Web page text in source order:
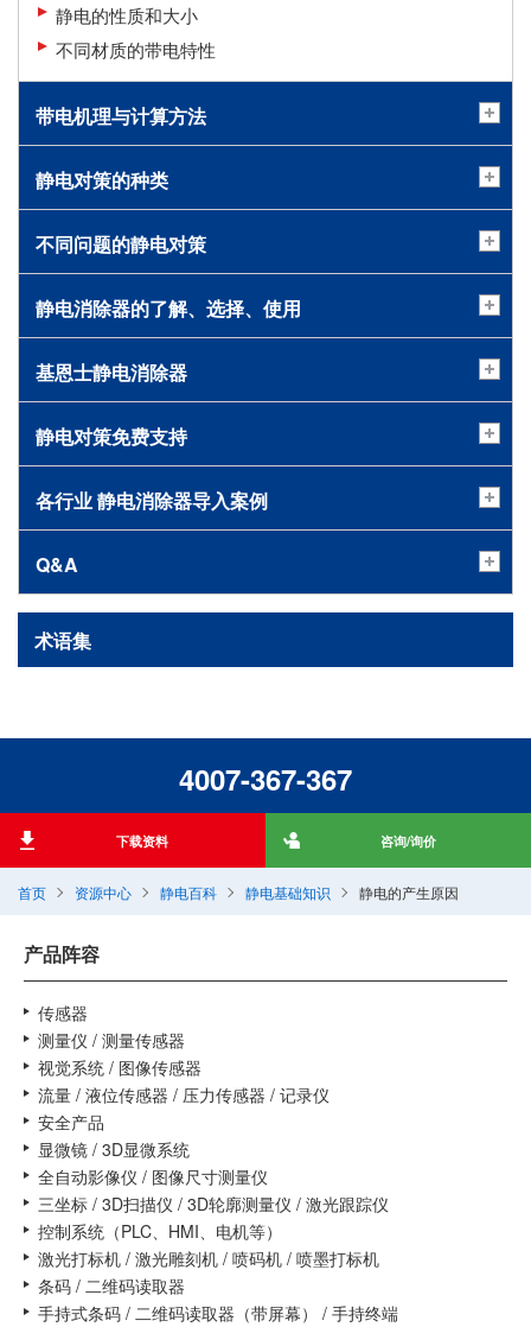
首页 资源中心 静电百科 静电基础知识 静电的产生原因
静电的性质和大小
不同材质的带电特性
带电机理与计算方法
静电对策的种类
不同问题的静电对策
静电消除器的了解、选择、使用
基恩士静电消除器
静电对策免费支持
各行业 静电消除器导入案例
Q&A
术语集
4007-367-367
下载资料 咨询/询价
产品阵容
传感器
测量仪 / 测量传感器
视觉系统 / 图像传感器
流量 / 液位传感器 / 压力传感器 / 记录仪
安全产品
显微镜 / 3D显微系统
全自动影像仪 / 图像尺寸测量仪
三坐标 / 3D扫描仪 / 3D轮廓测量仪 / 激光跟踪仪
控制系统（PLC、HMI、电机等）
激光打标机 / 激光雕刻机 / 喷码机 / 喷墨打标机
条码 / 二维码读取器
手持式条码 / 二维码读取器（带屏幕） / 手持终端